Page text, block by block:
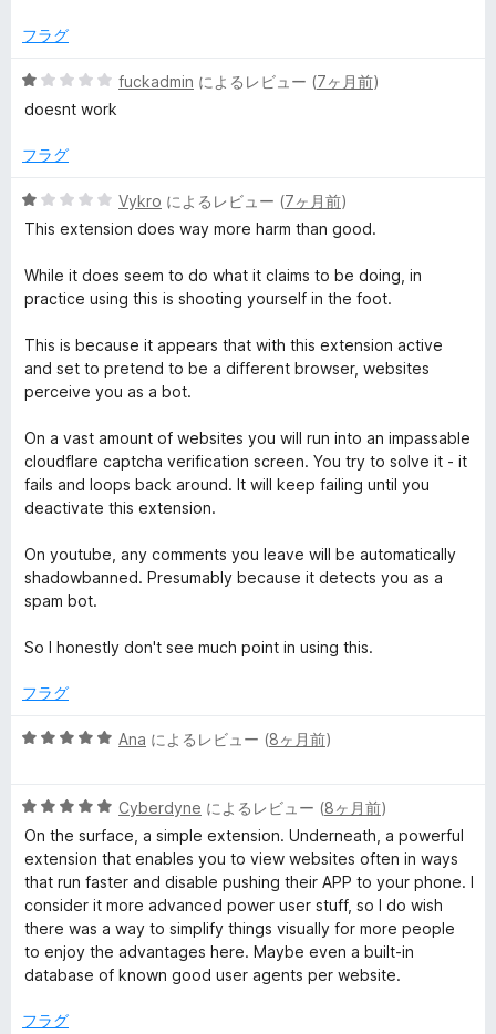
価
フラグ
5
段
中
の
評
fuckadmin によるレビュー (7ヶ月前)
doesnt work
フラグ
5
段
中
1
評
価
Vykro によるレビュー (7ヶ月前)
This extension does way more harm than good.
While it does seem to do what it claims to be doing, in
practice using this is shooting yourself in the foot.
This is because it appears that with this extension active
and set to pretend to be a different browser, websites
perceive you as a bot.
On a vast amount of websites you will run into an impassable
cloudflare captcha verification screen. You try to solve it - it
fails and loops back around. It will keep failing until you
deactivate this extension.
On youtube, any comments you leave will be automatically
shadowbanned. Presumably because it detects you as a
spam bot.
So I honestly don't see much point in using this.
フラグ
5
中
5
の
評
価
Ana によるレビュー (8ヶ月前)
5
段
階
中
5
の
評
価
Cyberdyne によるレビュー (8ヶ月前)
On the surface, a simple extension. Underneath, a powerful
extension that enables you to view websites often in ways
that run faster and disable pushing their APP to your phone. I
consider it more advanced power user stuff, so I do wish
there was a way to simplify things visually for more people
to enjoy the advantages here. Maybe even a built-in
database of known good user agents per website.
フラグ